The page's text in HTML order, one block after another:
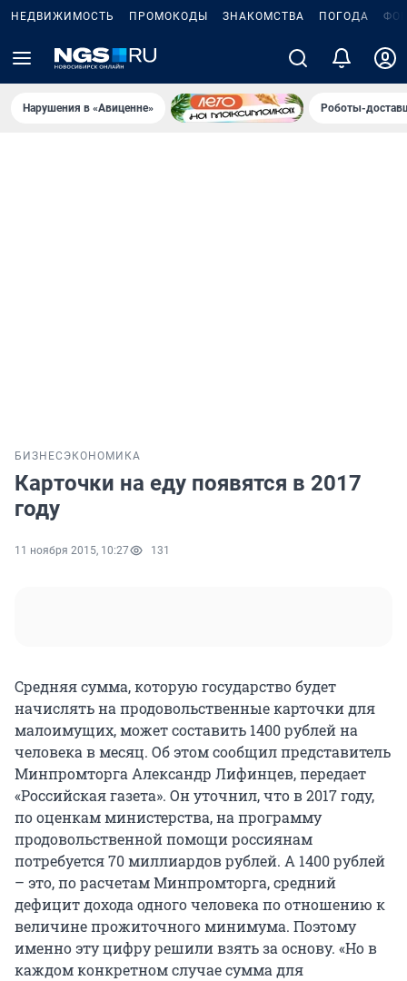
НЕДВИЖИМОСТЬ ПРОМОКОДЫ ЗНАКОМСТВА ПОГОДА
Нарушения в «Авиценне» Роботы-
БИЗНЕС ЭКОНОМИКА
Карточки на еду появятся в 2017
году
11 ноября 2015, 10:27 131
Средняя сумма, которую государство будет
начислять на продовольственные карточки для
малоимущих, может составить 1400 рублей на
человека в месяц. Об этом сообщил представитель
Минпромторга Александр Лифинцев, передает
«Российская газета». Он уточнил, что в 2017 году,
по оценкам министерства, на программу
продовольственной помощи россиянам
потребуется 70 миллиардов рублей. А 1400 рублей
– это, по расчетам Минпромторга, средний
дефицит дохода одного человека по отношению к
величине прожиточного минимума. Поэтому
именно эту цифру решили взять за основу. «Но в
каждом конкретном случае сумма для